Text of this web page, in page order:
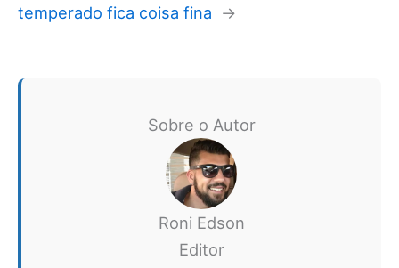
temperado fica coisa fina →
Sobre o Autor
Roni Edson
Editor